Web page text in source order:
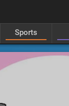
Sports